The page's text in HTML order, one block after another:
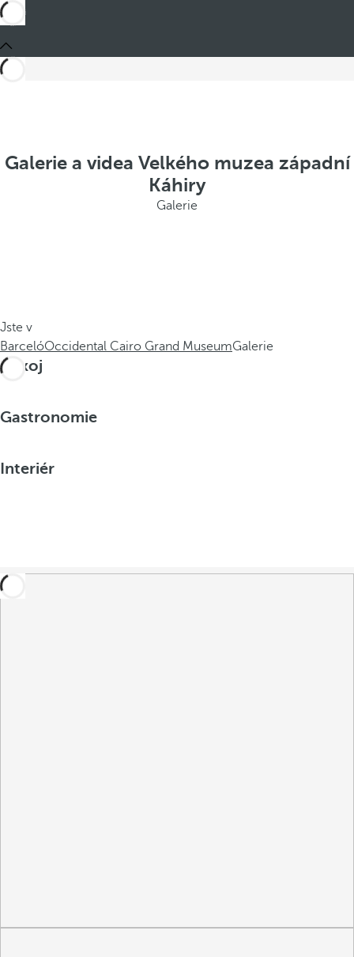
Galerie a videa Velkého muzea západní
Káhiry
Galerie
Jste v
BarcelóOccidental Cairo Grand MuseumGalerie
Pokoj
Gastronomie
Interiér